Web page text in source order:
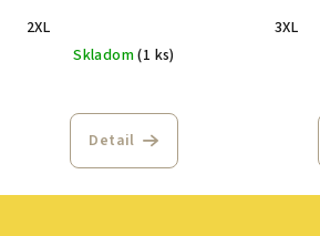
2XL
Skladom(1 ks)
Detail
3XL